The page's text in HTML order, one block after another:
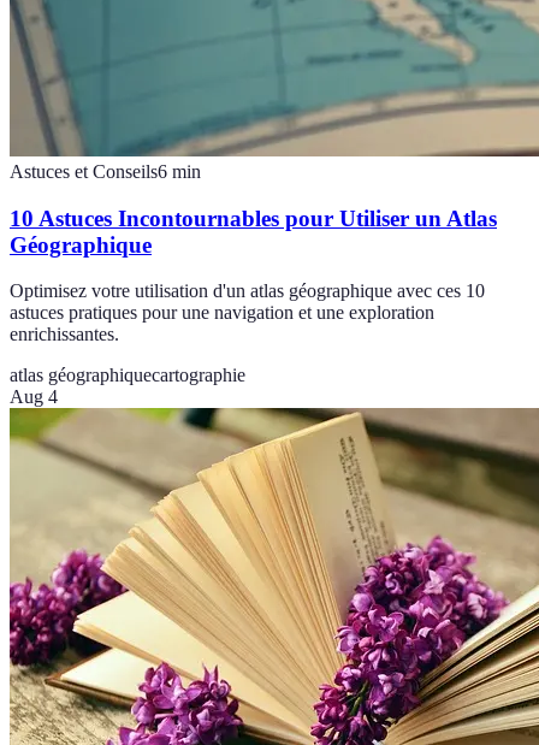
Astuces et Conseils6 min
10 Astuces Incontournables pour Utiliser un Atlas
Géographique
Optimisez votre utilisation d'un atlas géographique avec ces 10
astuces pratiques pour une navigation et une exploration
enrichissantes.
atlas géographiquecartographie
Aug 4